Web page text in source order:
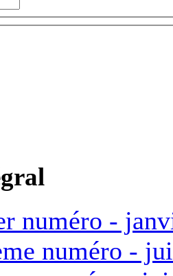
numéro -
numéro -